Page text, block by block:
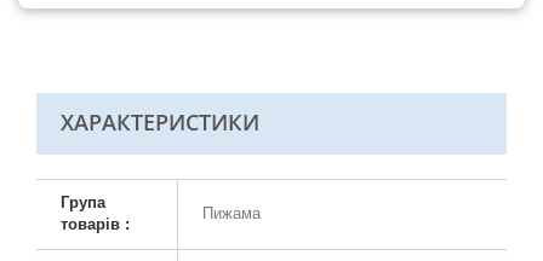
ХАРАКТЕРИСТИКИ
Група
товарів :
Пижама